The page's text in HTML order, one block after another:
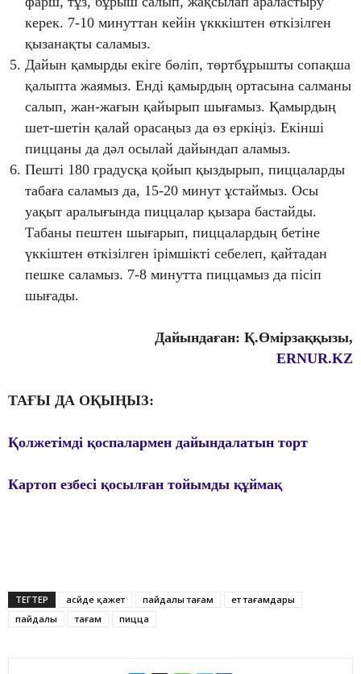
керек. 7-10 минуттан кейін үкккіштен өткізілген
қызанақты саламыз.
Дайын қамырды екіге бөліп, төртбұрышты сопақша
қалыпта жаямыз. Енді қамырдың ортасына салманы
салып, жан-жағын қайырып шығамыз. Қамырдың
шет-шетін қалай орасаңыз да өз еркіңіз. Екінші
пиццаны да дәл осылай дайындап аламыз.
Пешті 180 градусқа қойып қыздырып, пиццаларды
табаға саламыз да, 15-20 минут ұстаймыз. Осы
уақыт аралығында пиццалар қызара бастайды.
Табаны пештен шығарып, пиццалардың бетіне
үккіштен өткізілген ірімшікті себелеп, қайтадан
пешке саламыз. 7-8 минутта пиццамыз да пісіп
шығады.
Дайындаған: Қ.Өмірзаққызы,
ERNUR.KZ
ТАҒЫ ДА ОҚЫҢЫЗ:
Қолжетімді қоспалармен дайындалатын торт
Картоп езбесі қосылған тойымды құймақ
ТЕГТЕР асүйде қажет пайдалы тағам
ет тағамдары
пайдалы
тағам пицца